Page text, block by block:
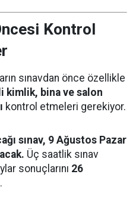
Kontrol
sınavdan önce özellikle
kimlik, bina ve salon
kontrol etmeleri gerekiyor.
sınav, 9 Ağustos Pazar
Üç saatlik sınav
sonuçlarını 26